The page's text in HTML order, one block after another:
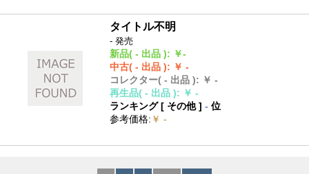
タイトル不明
- 発売
新品( - 出品 ): ￥-
中古( - 出品 ): ￥ -
コレクター( - 出品 ): ￥ -
再生品( - 出品 ): ￥ -
ランキング [ その他]- 位
参考価格: ￥ -